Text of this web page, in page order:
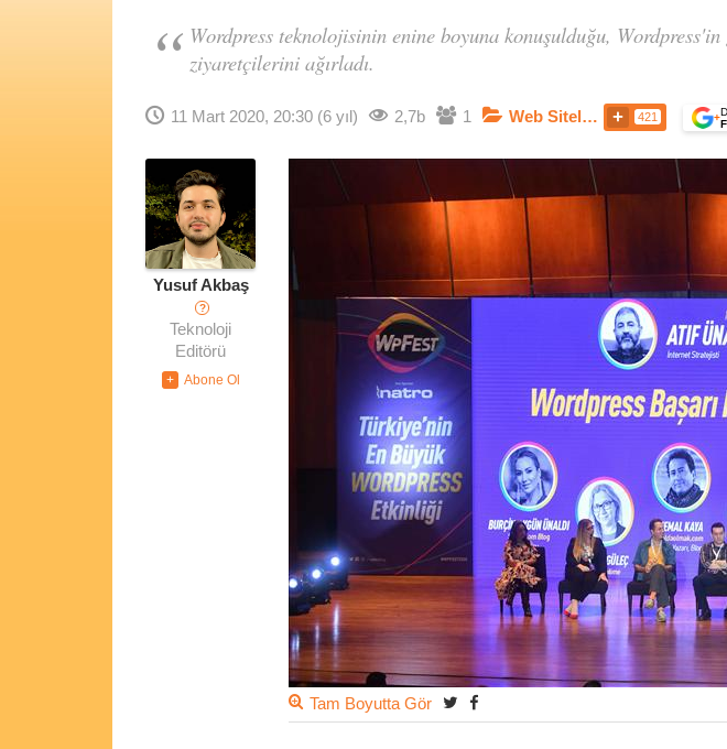
Wordpress teknolojisinin enine boyuna konuşulduğu,
ziyaretçilerini ağırladı.
11 Mart 2020, 20:30 (6 yıl) 2,7b 1 Web Siteleri 421 +
Yusuf Akbaş
?
Teknoloji
Editörü
Tam Boyutta Gör